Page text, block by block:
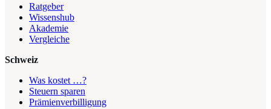
Ratgeber
Wissenshub
Akademie
Vergleiche
Schweiz
Was kostet …?
Steuern sparen
Prämienverbilligung